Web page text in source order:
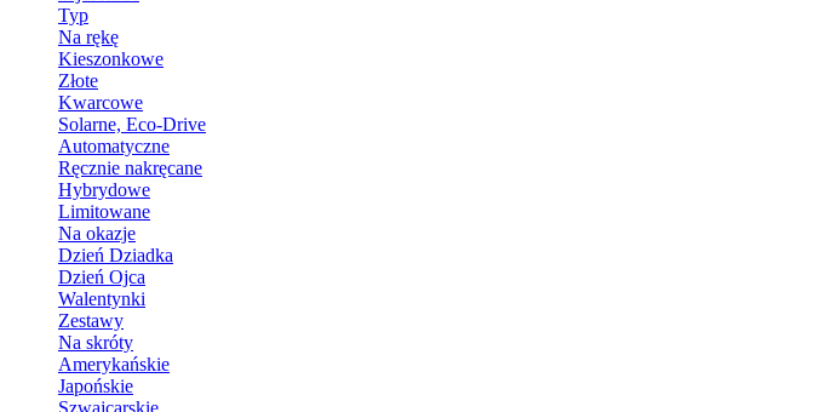
Typ
Na rękę
Kieszonkowe
Złote
Kwarcowe
Solarne, Eco-Drive
Automatyczne
Ręcznie nakręcane
Hybrydowe
Limitowane
Na okazje
Dzień Dziadka
Dzień Ojca
Walentynki
Zestawy
Na skróty
Amerykańskie
Japońskie
Szwajcarskie